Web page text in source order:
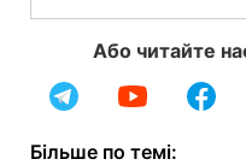
Або читайте
Більше по темі: